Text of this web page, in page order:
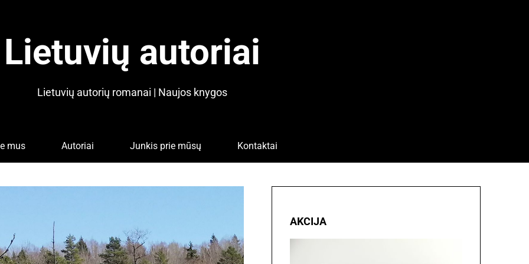
Lietuvių autoriai
Lietuvių autorių romanai | Naujos knygos
mus Autoriai Junkis prie mūsų Kontaktai
AKCIJA